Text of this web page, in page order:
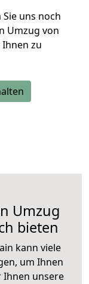
uns noch
Umzug von
zu
Umzug
bieten
kann viele
um Ihnen
Ihnen unsere